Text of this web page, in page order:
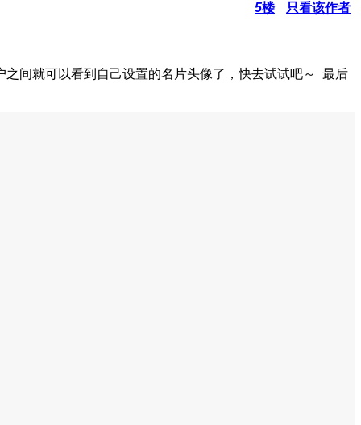
5楼 只看该作者
间就可以看到自己设置的名片头像了，快去试试吧～ 最后